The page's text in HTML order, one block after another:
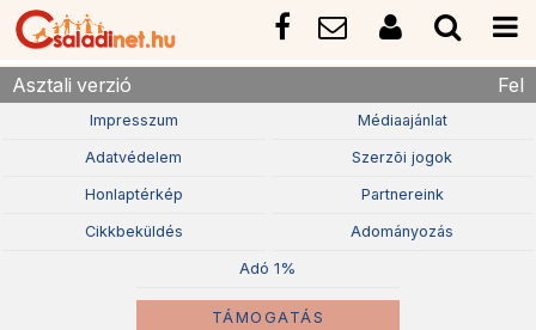
Asztali verzió Fel
Impresszum Médiaajánlat
Adatvédelem Szerzõi jogok
Honlaptérkép Partnereink
Cikkbeküldés Adományozás
Adó 1%
TÁMOGATÁS